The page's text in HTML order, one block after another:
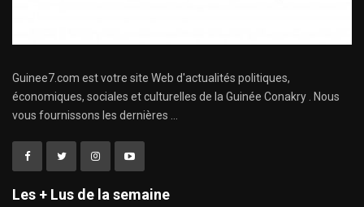
Guinee7.com est votre site Web d'actualités politiques,
économiques, sociales et culturelles de la Guinée Conakry . Nous
vous fournissons les dernières ...
Les + Lus de la semaine